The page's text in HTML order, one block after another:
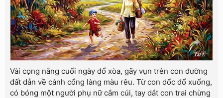
Vài cọng nắng cuối ngày đổ xòa, gãy vụn trên con đường
đất dẫn về cánh cổng làng màu rêu. Từ con dốc đổ xuống,
có bóng một người phụ nữ cắm cúi, tay dắt con trai chừng